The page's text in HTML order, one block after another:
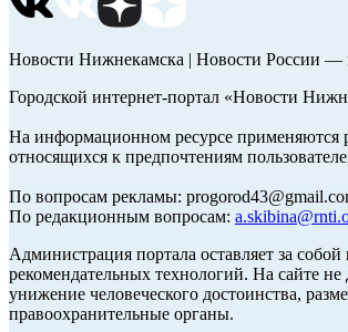
Новости Нижнекамска | Новости России —
Городской интернет-портал «Новости
На информационном ресурсе применяются
относящихся к предпочтениям
По вопросам рекламы:
По редакционным вопросам:
Администрация портала оставляет за
рекомендательных технологий. На сайте
унижение человеческого достоинства,
правоохранительные органы.